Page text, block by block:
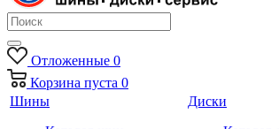
Отложенные 0
Корзина пуста 0
Шины
Диски